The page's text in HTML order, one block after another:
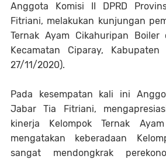
Anggota Komisi II DPRD
Fitriani, melakukan kunjungan
Ternak Ayam Cikahuripan Boiler
Kecamatan Ciparay,
27/11/2020).
Pada kesempatan kali ini
Jabar Tia Fitriani,
kinerja Kelompok Ternak
mengatakan keberadaan
sangat mendongkrak